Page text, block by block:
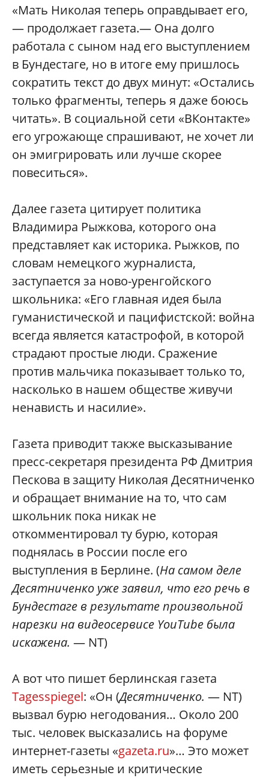
«Мать Николая теперь оправдывает его,
— продолжает газета.— Она долго
работала с сыном над его выступлением
в Бундестаге, но в итоге ему пришлось
сократить текст до двух минут: «Остались
только фрагменты, теперь я даже боюсь
читать». В социальной сети «ВКонтакте»
его угрожающе спрашивают, не хочет ли
он эмигрировать или лучше скорее
повеситься».
Далее газета цитирует политика
Владимира Рыжкова, которого она
представляет как историка. Рыжков, по
словам немецкого журналиста,
заступается за ново-уренгойского
школьника: «Его главная идея была
гуманистической и пацифистской: война
всегда является катастрофой, в которой
страдают простые люди. Сражение
против мальчика показывает только то,
насколько в нашем обществе живучи
ненависть и насилие».
Газета приводит также высказывание
пресс-секретаря президента РФ Дмитрия
Пескова в защиту Николая Десятниченко
и обращает внимание на то, что сам
школьник пока никак не
откомментировал ту бурю, которая
поднялась в России после его
выступления в Берлине. (На самом деле
Десятниченко уже заявил, что его речь в
Бундестаге в результате произвольной
нарезки на видеосервисе YouTube была
искажена. — NT)
А вот что пишет берлинская газета
Tagesspiegel: «Он (Десятниченко. — NT)
вызвал бурю негодования… Около 200
тыс. человек высказались на форуме
интернет-газеты «gazeta.ru»… Это может
иметь серьезные и критические